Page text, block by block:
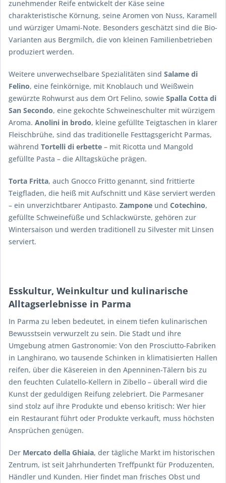
zunehmender Reife entwickelt der Käse seine
charakteristische Körnung, seine Aromen von Nuss, Karamell
und würziger Umami-Note. Besonders geschätzt sind die Bio-
Varianten aus Bergmilch, die von kleinen Familienbetrieben
produziert werden.
Weitere unverwechselbare Spezialitäten sind Salame di
Felino, eine feinkörnige, mit Knoblauch und Weißwein
gewürzte Rohwurst aus dem Ort Felino, sowie Spalla Cotta di
San Secondo, eine gekochte Schweineschulter mit würzigem
Aroma. Anolini in brodo, kleine gefüllte Teigtaschen in klarer
Fleischbrühe, sind das traditionelle Festtagsgericht Parmas,
während Tortelli di erbette – mit Ricotta und Mangold
gefüllte Pasta – die Alltagsküche prägen.
Torta Fritta, auch Gnocco Fritto genannt, sind frittierte
Teigfladen, die heiß mit Aufschnitt und Käse serviert werden
– ein unverzichtbarer Antipasto. Zampone und Cotechino,
gefüllte Schweinefüße und Schlackwürste, gehören zur
Wintersaison und werden traditionell zu Silvester mit Linsen
serviert.
Esskultur, Weinkultur und kulinarische
Alltagserlebnisse in Parma
In Parma zu leben bedeutet, in einem tiefen kulinarischen
Bewusstsein verwurzelt zu sein. Die Stadt und ihre
Umgebung atmen Gastronomie: Von den Prosciutto-Fabriken
in Langhirano, wo tausende Schinken in klimatisierten Hallen
reifen, über die Käsereien in den Apenninen-Tälern bis zu
den feuchten Culatello-Kellern in Zibello – überall wird die
Kunst der geduldigen Reifung zelebriert. Die Parmesaner
sind stolz auf ihre Produkte und ebenso kritisch: Wer hier
ein Restaurant führt oder Produkte verkauft, muss höchsten
Ansprüchen genügen.
Der Mercato della Ghiaia, der tägliche Markt im historischen
Zentrum, ist seit Jahrhunderten Treffpunkt für Produzenten,
Händler und Kunden. Hier findet man frisches Obst und